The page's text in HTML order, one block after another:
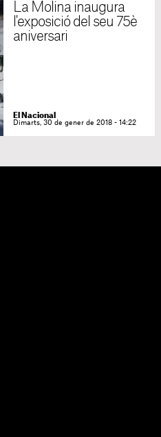
La Molina inaugura
l'exposició del seu 75è
aniversari
El Nacional
Dimarts, 30 de gener de 2018 - 14:22